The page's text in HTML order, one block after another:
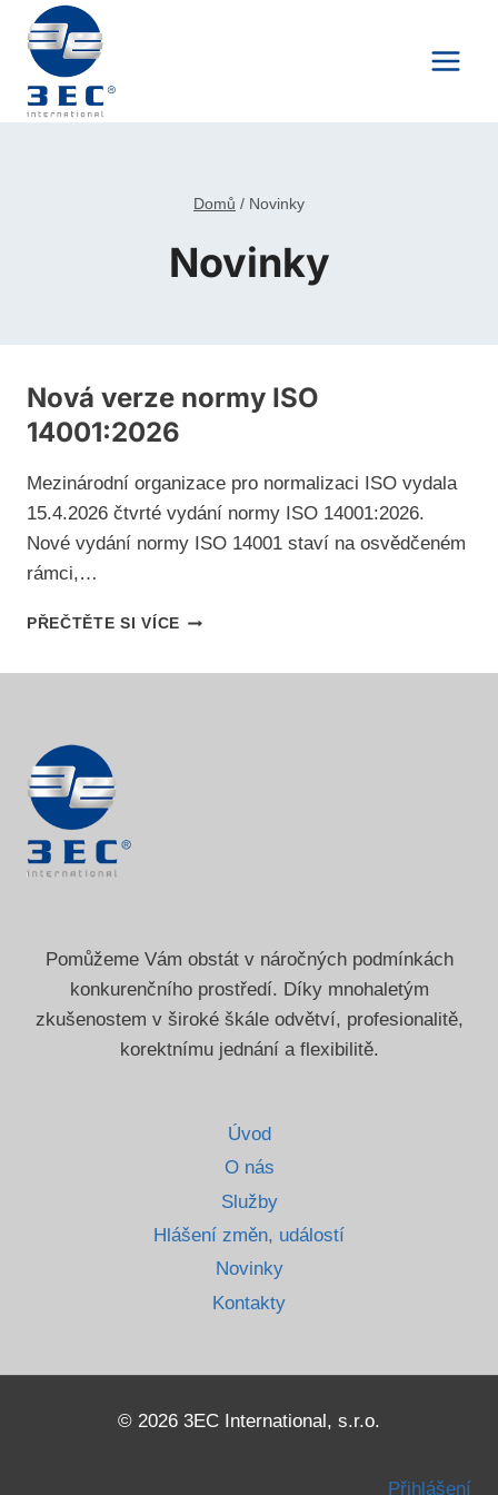
Přeskočit
obsah
Domů / Novinky
Novinky
Nová verze normy ISO
14001:2026
Mezinárodní organizace pro normalizaci ISO vydala
15.4.2026 čtvrté vydání normy ISO 14001:2026.
Nové vydání normy ISO 14001 staví na osvědčeném
rámci,…
PŘEČTĚTE SI VÍCENOVÁ
Pomůžeme Vám obstát v náročných podmínkách
konkurenčního prostředí. Díky mnohaletým
zkušenostem v široké škále odvětví, profesionalitě,
korektnímu jednání a flexibilitě.
Úvod
O nás
Služby
Hlášení změn, událostí
Novinky
Kontakty
© 2026 3EC International, s.r.o.
Přihlášení